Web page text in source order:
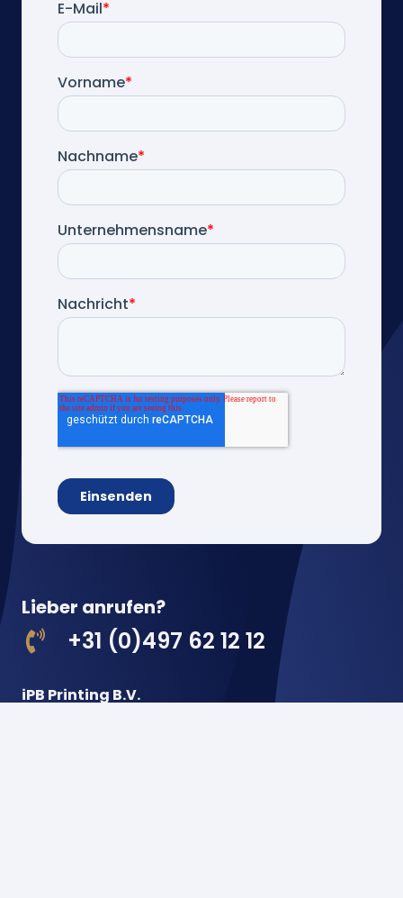
Lieber anrufen?
+31 (0)497 62 12 12
iPB Printing B.V.